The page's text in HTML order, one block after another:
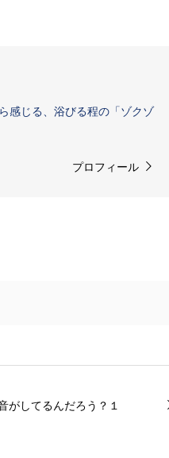
感じる、浴びる程の「ゾクゾ
プロフィール
がしてるんだろう？１